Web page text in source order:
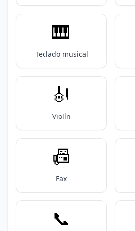
🎹
Teclado musical
🎻
Violín
📠
Fax
📞